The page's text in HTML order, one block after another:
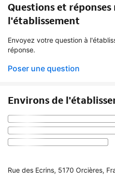
Questions et
l'établissement
Envoyez votre question à
réponse.
Poser une question
Environs de
Rue des Ecrins, 5170 Orcières,